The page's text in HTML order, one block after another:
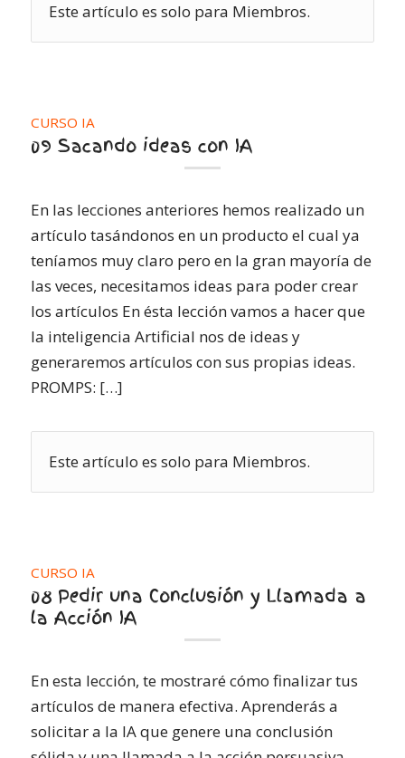
Este artículo es solo para Miembros.
CURSO IA
09 Sacando ideas con IA
En las lecciones anteriores hemos realizado un
artículo tasándonos en un producto el cual ya
teníamos muy claro pero en la gran mayoría de
las veces, necesitamos ideas para poder crear
los artículos En ésta lección vamos a hacer que
la inteligencia Artificial nos de ideas y
generaremos artículos con sus propias ideas.
PROMPS: […]
Este artículo es solo para Miembros.
CURSO IA
08 Pedir una Conclusión y Llamada a
la Acción IA
En esta lección, te mostraré cómo finalizar tus
artículos de manera efectiva. Aprenderás a
solicitar a la IA que genere una conclusión